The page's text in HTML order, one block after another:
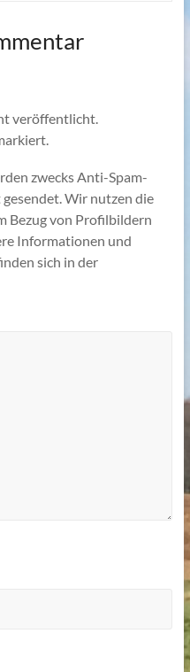
veröffentlicht.
zwecks Anti-Spam-
Wir nutzen die
Bezug von Profilbildern
Informationen und
sich in der